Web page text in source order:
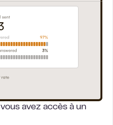
avez accès à un